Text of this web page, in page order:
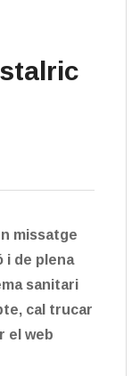
missatge
i de plena
sanitari
cal trucar
el web